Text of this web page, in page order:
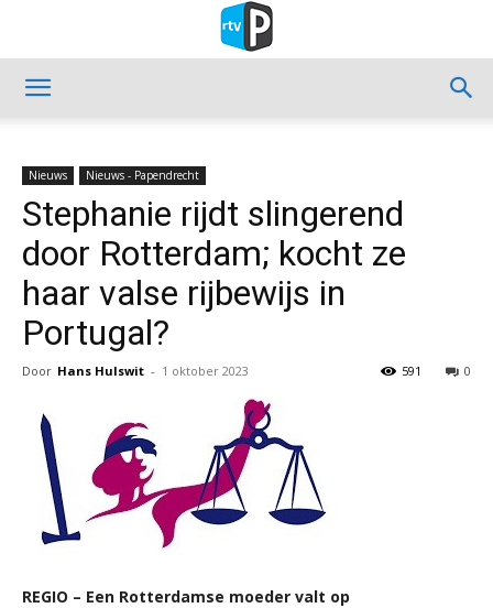
Nieuws Nieuws - Papendrecht
Stephanie rijdt slingerend
door Rotterdam; kocht ze
haar valse rijbewijs in
Portugal?
Door Hans Hulswit - 1 oktober 2023 0
591
REGIO – Een Rotterdamse moeder valt op